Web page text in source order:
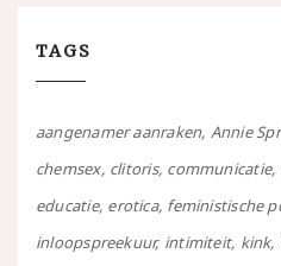
TAGS
aangenamer aanraken Annie
chemsex clitoris communicatie
educatie erotica feministische
inloopspreekuur intimiteit kink